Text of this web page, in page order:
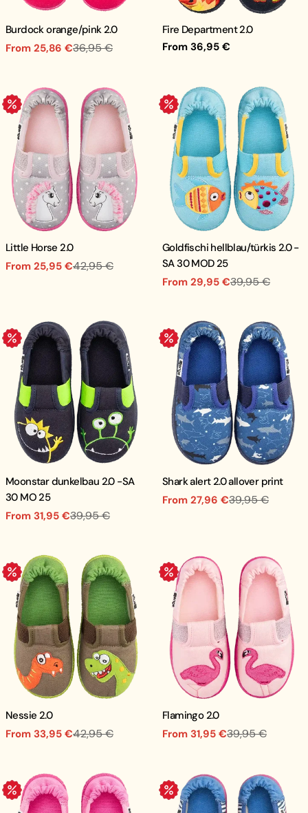
Burdock orange/pink 2.0
Sale
From 25,86 €
Regular
36,95 €
Fire Department 2.0
Regular
From 36,95 €
.
Little Horse 2.0
Sale
From 25,95 €
Regular
42,95 €
.
Goldfischi hellblau/türkis 2.0 -
SA 30 MOD 25
Sale
From 29,95 €
Regular
39,95 €
.
Moonstar dunkelbau 2.0 -SA
30 MO 25
Sale
From 31,95 €
Regular
39,95 €
.
Shark alert 2.0 allover print
Sale
From 27,96 €
Regular
39,95 €
.
Nessie 2.0
Sale
From 33,95 €
Regular
42,95 €
.
Flamingo 2.0
Sale
From 31,95 €
Regular
39,95 €
. .